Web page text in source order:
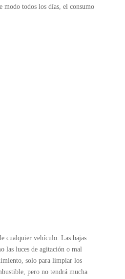
modo todos los días, el consumo
cualquier vehículo. Las bajas
las luces de agitación o mal
solo para limpiar los
pero no tendrá mucha